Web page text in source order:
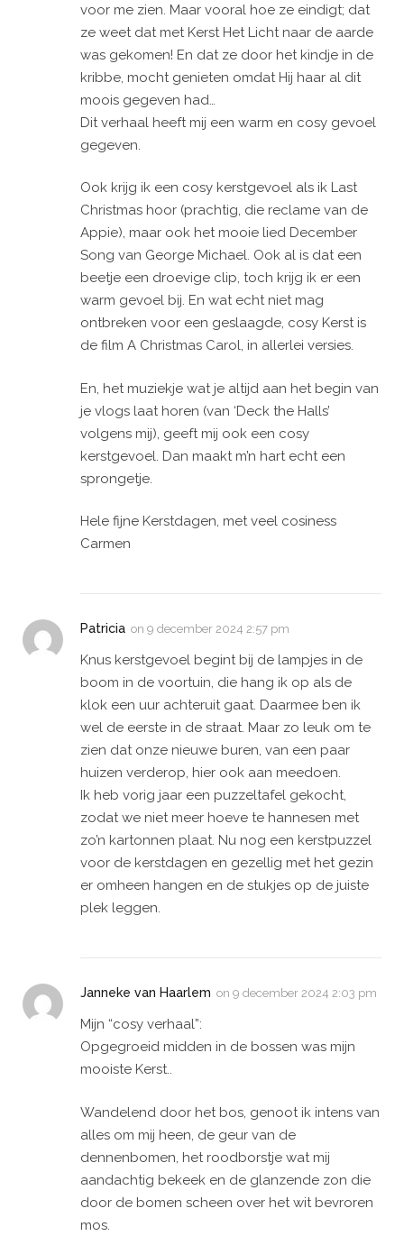
voor me zien. Maar vooral hoe ze eindigt; dat
ze weet dat met Kerst Het Licht naar de aarde
was gekomen! En dat ze door het kindje in de
kribbe, mocht genieten omdat Hij haar al dit
moois gegeven had…
Dit verhaal heeft mij een warm en cosy gevoel
gegeven.
Ook krijg ik een cosy kerstgevoel als ik Last
Christmas hoor (prachtig, die reclame van de
Appie), maar ook het mooie lied December
Song van George Michael. Ook al is dat een
beetje een droevige clip, toch krijg ik er een
warm gevoel bij. En wat echt niet mag
ontbreken voor een geslaagde, cosy Kerst is
de film A Christmas Carol, in allerlei versies.
En, het muziekje wat je altijd aan het begin van
je vlogs laat horen (van ‘Deck the Halls’
volgens mij), geeft mij ook een cosy
kerstgevoel. Dan maakt m’n hart echt een
sprongetje.
Hele fijne Kerstdagen, met veel cosiness ️
Carmen
Patricia on 9 december 2024 2:57 pm
Knus kerstgevoel begint bij de lampjes in de
boom in de voortuin, die hang ik op als de
klok een uur achteruit gaat. Daarmee ben ik
wel de eerste in de straat. Maar zo leuk om te
zien dat onze nieuwe buren, van een paar
huizen verderop, hier ook aan meedoen.
Ik heb vorig jaar een puzzeltafel gekocht,
zodat we niet meer hoeve te hannesen met
zo’n kartonnen plaat. Nu nog een kerstpuzzel
voor de kerstdagen en gezellig met het gezin
er omheen hangen en de stukjes op de juiste
plek leggen.
Janneke van Haarlem on 9 december 2024 2:03 pm
Mijn “cosy verhaal”:
Opgegroeid midden in de bossen was mijn
mooiste Kerst..
Wandelend door het bos, genoot ik intens van
alles om mij heen, de geur van de
dennenbomen, het roodborstje wat mij
aandachtig bekeek en de glanzende zon die
door de bomen scheen over het wit bevroren
mos.